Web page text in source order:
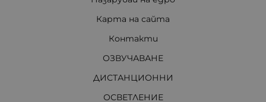
Карта на сайта
Контакти
ОЗВУЧАВАНЕ
ДИСТАНЦИОННИ
ОСВЕТЛЕНИЕ